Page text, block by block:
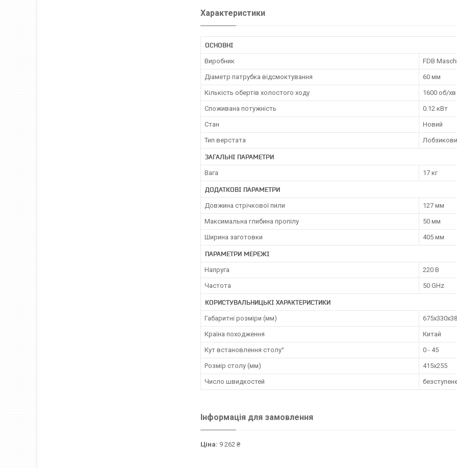
Характеристики
ОСНОВНІ
Виробник FDB
Діаметр патрубка відсмоктування 60 мм
Кількість обертів холостого ходу 1600 об/хв
Споживана потужність 0.12 кВт
Стан Новий
Тип верстата
ЗАГАЛЬНІ ПАРАМЕТРИ
Вага 17 кг
ДОДАТКОВІ ПАРАМЕТРИ
Довжина стрічкової пили 127 мм
Максимальна глибина пропілу 50 мм
Ширина заготовки 405 мм
ПАРАМЕТРИ МЕРЕЖІ
Напруга 220 В
Частота 50 GHz
КОРИСТУВАЛЬНИЦЬКІ ХАРАКТЕРИСТИКИ
Габаритні розміри (мм)
Країна походження Китай
Кут встановлення столу° 0 - 45
Розмір столу (мм) 415х255
Число швидкостей
Інформація для замовлення
Ціна: 9 262 ₴